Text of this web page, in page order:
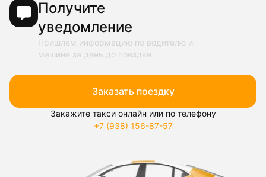
Получите
уведомление
Пришлем информацию по водителю и
машине за день до поездки
Заказать поездку
Закажите такси онлайн или по телефону
+7 (938) 156-87-57